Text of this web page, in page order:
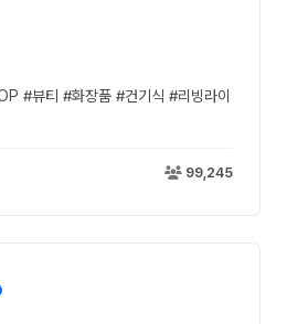
#뷰티 #화장품 #건기식 #리빙라이
99,245